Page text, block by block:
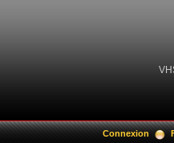
Connexion